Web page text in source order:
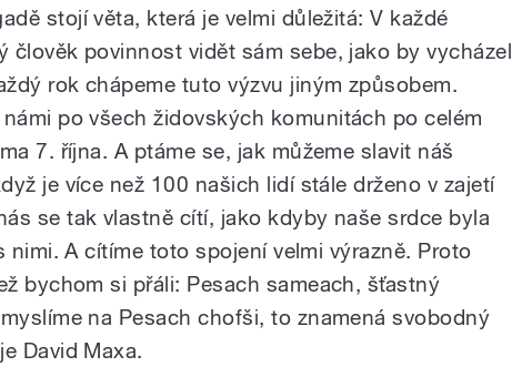
stojí věta, která je velmi důležitá: V každé
člověk povinnost vidět sám sebe, jako by vycházel
rok chápeme tuto výzvu jiným způsobem.
po všech židovských komunitách po celém
7. října. A ptáme se, jak můžeme slavit náš
je více než 100 našich lidí stále drženo v zajetí
se tak vlastně cítí, jako kdyby naše srdce byla
nimi. A cítíme toto spojení velmi výrazně. Proto
bychom si přáli: Pesach sameach, šťastný
na Pesach chofši, to znamená svobodný
David Maxa.